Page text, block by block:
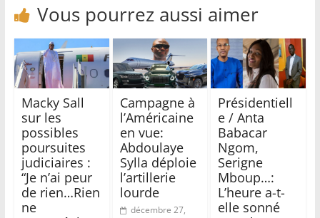
Vous pourrez aussi aimer
Macky Sall
sur les
possibles
poursuites
judiciaires :
“Je n’ai peur
de rien…Rien
ne
Campagne à
l’Américaine
en vue:
Abdoulaye
Sylla déploie
l’artillerie
lourde
décembre 27,
Présidentiell
e / Anta
Babacar
Ngom,
Serigne
Mboup…:
L’heure a-t-
elle sonné